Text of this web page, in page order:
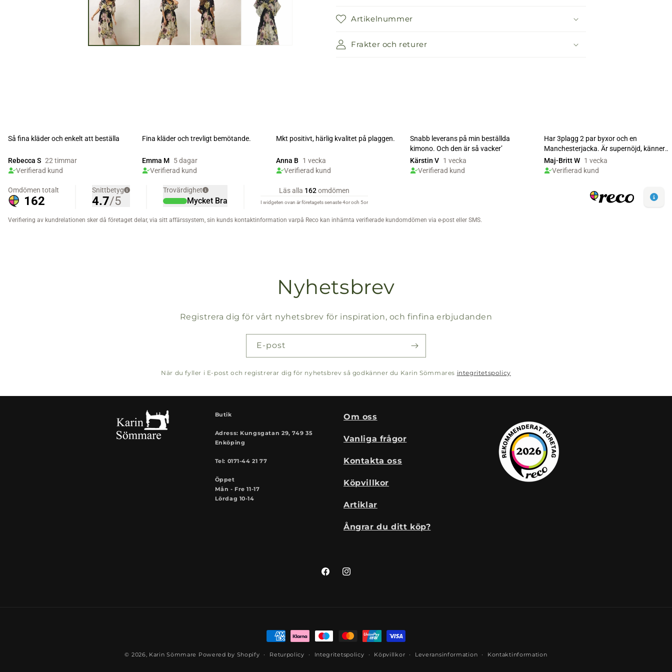
Artikelnummer
Frakter och returer
Nyhetsbrev
Registrera dig för vårt nyhetsbrev för inspiration, och finfina erbjudanden
E-post
När du fyller i E-post och registrerar dig för nyhetsbrev så godkänner du Karin Sömmares integritetspolicy
Butik
Adress: Kungsgatan 29, 749 35
Enköping
Tel: 0171-44 21 77
Öppet
Mån - Fre 11-17
Lördag 10-14
Om oss
Vanliga frågor
Kontakta oss
Köpvillkor
Artiklar
Ångrar du ditt köp?
FacebookInstagram
Betalningsmetoder
© 2026, Karin Sömmare Powered by Shopify Returpolicy Integritetspolicy Köpvillkor Leveransinformation Kontaktinformation